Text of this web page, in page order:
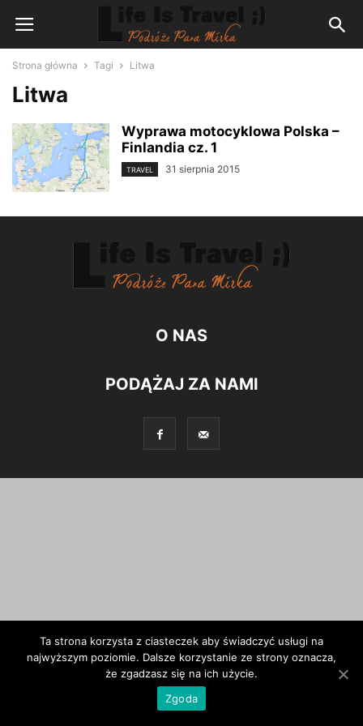
Strona główna Tagi Litwa
Litwa
Wyprawa motocyklowa Polska –
Finlandia cz. 1
TRAVEL 31 sierpnia 2015
O NAS
PODĄŻAJ ZA NAMI
Ta strona korzysta z ciasteczek aby świadczyć usługi na
najwyższym poziomie. Dalsze korzystanie ze strony oznacza,
że zgadzasz się na ich użycie.
Zgoda